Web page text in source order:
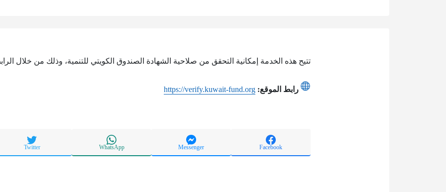
تتيح هذه الخدمة إمكانية التحقق من صلاحية الشهادة الصندوق الكويتي للتنمية، وذلك من خلال
رابط الموقع: https://verify.kuwait-fund.org
Facebook
Messenger
WhatsApp
Twitter